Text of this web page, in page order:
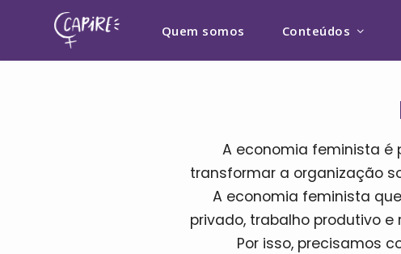
Quem somos Conteúdos
A economia feminista é
transformar a organização
A economia feminista
privado, trabalho produtivo
Por isso, precisamos